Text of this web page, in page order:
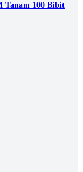
Tanam 100 Bibit